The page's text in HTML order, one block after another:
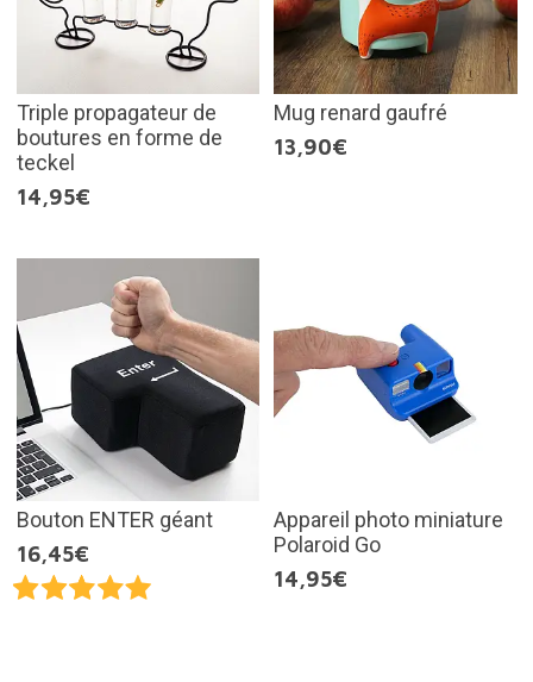
Triple propagateur de
boutures en forme de
teckel
14,95€
Mug renard gaufré
13,90€
Bouton ENTER géant
16,45€
Appareil photo miniature
Polaroid Go
14,95€